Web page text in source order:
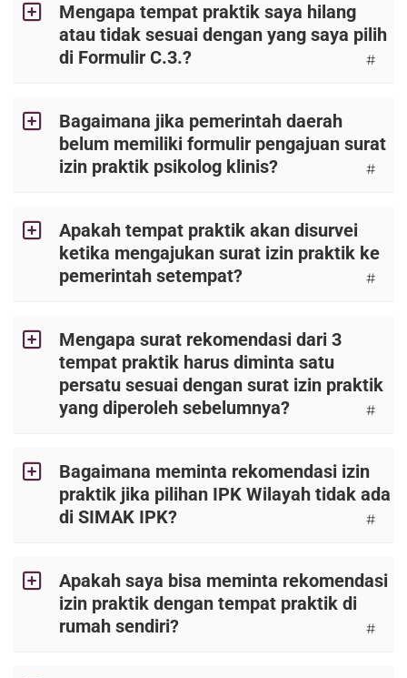
Mengapa tempat praktik saya hilang
atau tidak sesuai dengan yang saya pilih
di Formulir C.3.?
#
Bagaimana jika pemerintah daerah
belum memiliki formulir pengajuan surat
izin praktik psikolog klinis?
#
Apakah tempat praktik akan disurvei
ketika mengajukan surat izin praktik ke
pemerintah setempat?
#
Mengapa surat rekomendasi dari 3
tempat praktik harus diminta satu
persatu sesuai dengan surat izin praktik
yang diperoleh sebelumnya?
#
Bagaimana meminta rekomendasi izin
praktik jika pilihan IPK Wilayah tidak ada
di SIMAK IPK?
#
Apakah saya bisa meminta rekomendasi
izin praktik dengan tempat praktik di
rumah sendiri?
#